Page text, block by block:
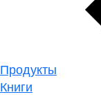
Продукты
Книги